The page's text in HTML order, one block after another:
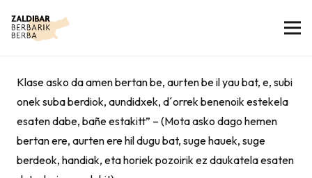
Klase asko da amen bertan be, aurten be il yau bat, e, subi
onek suba berdiok, aundidxek, d´orrek benenoik estekela
esaten dabe, bañe estakitt” – (Mota asko dago hemen
bertan ere, aurten ere hil dugu bat, suge hauek, suge
berdeok, handiak, eta horiek pozoirik ez daukatela esaten